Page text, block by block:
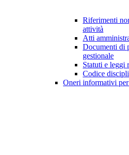
Riferimenti
attività
Atti
Documenti di
gestionale
Statuti e leggi
Codice
Oneri informativi